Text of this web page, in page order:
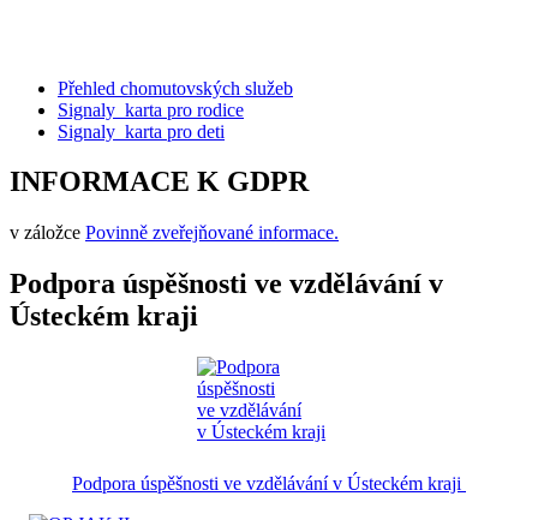
Přehled chomutovských služeb
Signaly_karta pro rodice
Signaly_karta pro deti
INFORMACE K GDPR
v záložce Povinně zveřejňované informace.
Podpora úspěšnosti ve vzdělávání v
Ústeckém kraji
Podpora úspěšnosti ve vzdělávání v Ústeckém kraji